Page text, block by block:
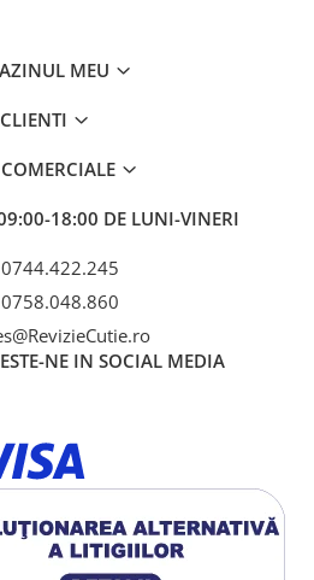
MEU
CLIENTI
18:00 DE LUNI-VINERI
0744.422.245
0758.048.860
NE IN SOCIAL MEDIA